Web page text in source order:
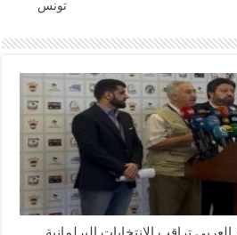
تونس
تراقب الانتخابات البرلمانية